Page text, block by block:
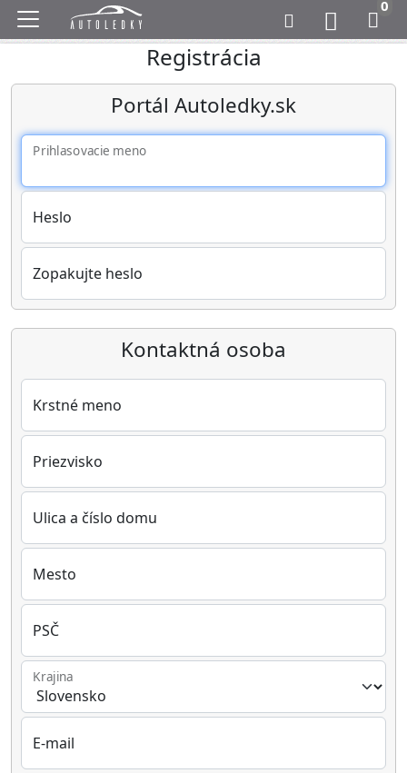
0
Registrácia
Portál Autoledky.sk
Prihlasovacie meno
Heslo
Zopakujte heslo
Kontaktná osoba
Krstné meno
Priezvisko
Ulica a číslo domu
Mesto
PSČ
Krajina
E-mail